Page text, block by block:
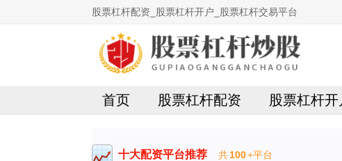
股票杠杆配资_股票杠杆开户_股票杠杆交易平台
首页 股票杠杆配资 股票杠杆开
十大配资平台推荐 共100+平台